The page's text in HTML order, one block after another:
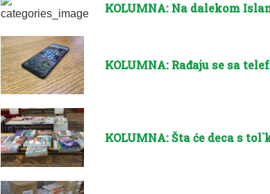
KOLUMNA: Na dalekom
KOLUMNA: Rađaju se sa
KOLUMNA: Šta će deca s